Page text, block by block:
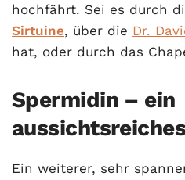
hochfährt. Sei es durch
Sirtuine, über die Dr.
hat, oder durch das
Spermidin – ein
Ein weiterer, sehr